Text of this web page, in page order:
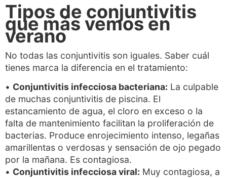
Tipos de conjuntivitis
que más vemos en
verano
No todas las conjuntivitis son iguales. Saber cuál
tienes marca la diferencia en el tratamiento:
• Conjuntivitis infecciosa bacteriana: La culpable
de muchas conjuntivitis de piscina. El
estancamiento de agua, el cloro en exceso o la
falta de mantenimiento facilitan la proliferación de
bacterias. Produce enrojecimiento intenso, legañas
amarillentas o verdosas y sensación de ojo pegado
por la mañana. Es contagiosa.
• Conjuntivitis infecciosa viral: Muy contagiosa, a